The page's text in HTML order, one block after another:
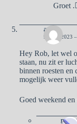
Groet
aad
9 JUNI 2023
Hey Rob, let wel
staan, nu zit er
binnen roesten
mogelijk weer
Goed weekend en